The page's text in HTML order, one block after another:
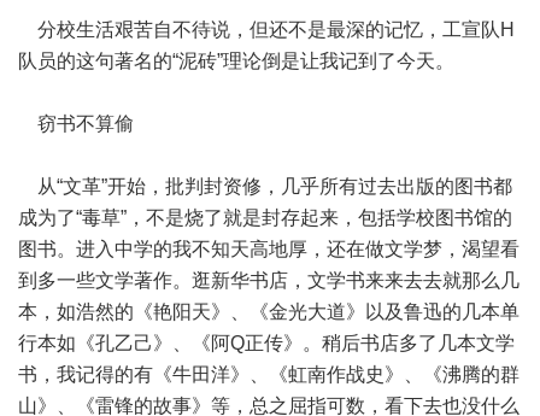
分校生活艰苦自不待说，但还不是最深的记忆，工宣队H
队员的这句著名的“泥砖”理论倒是让我记到了今天。
窃书不算偷
从“文革”开始，批判封资修，几乎所有过去出版的图书都
成为了“毒草”，不是烧了就是封存起来，包括学校图书馆的
图书。进入中学的我不知天高地厚，还在做文学梦，渴望看
到多一些文学著作。逛新华书店，文学书来来去去就那么几
本，如浩然的《艳阳天》、《金光大道》以及鲁迅的几本单
行本如《孔乙己》、《阿Q正传》。稍后书店多了几本文学
书，我记得的有《牛田洋》、《虹南作战史》、《沸腾的群
山》、《雷锋的故事》等，总之屈指可数，看下去也没什么